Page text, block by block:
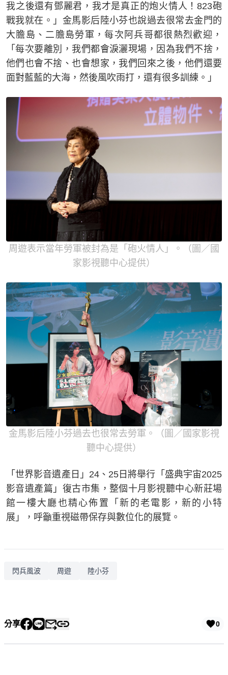
我之後還有鄧麗君，我才是真正的炮火情人！823砲
戰我就在。」金馬影后陸小芬也說過去很常去金門的
大膽島、二膽島勞軍，每次阿兵哥都很熱烈歡迎，
「每次要離別，我們都會淚灑現場，因為我們不捨，
他們也會不捨、也會想家，我們回來之後，他們還要
面對藍藍的大海，然後風吹雨打，還有很多訓練。」
周遊表示當年勞軍被封為是「砲火情人」。（圖／國
家影視聽中心提供）
金馬影后陸小芬過去也很常去勞軍。（圖／國家影視
聽中心提供）
「世界影音遺產日」24、25日將舉行「盛典宇宙2025
影音遺產篇」復古市集，整個十月影視聽中心新莊場
館一樓大廳也精心佈置「新的老電影，新的小特
展」，呼籲重視磁帶保存與數位化的展覽。
閃兵風波 周遊 陸小芬
分享 0